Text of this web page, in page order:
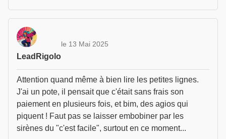
LeadRigolo
le 13 Mai 2025
Attention quand même à bien lire les petites lignes.
J'ai un pote, il pensait que c'était sans frais son
paiement en plusieurs fois, et bim, des agios qui
piquent ! Faut pas se laisser embobiner par les
sirènes du "c'est facile", surtout en ce moment...